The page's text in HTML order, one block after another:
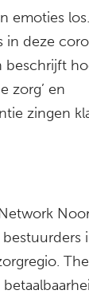
emoties
in deze
beschrijft
zorg’ en
zingen